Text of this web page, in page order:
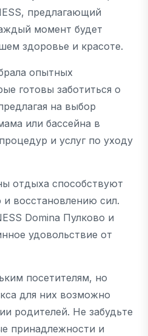
предлагающий
момент будет
здоровье и красоте.
опытных
готовы заботиться о
на выбор
или бассейна в
и услуг по уходу
отдыха способствуют
восстановлению сил.
Domina Пулково и
удовольствие от
посетителям, но
для них возможно
родителей. Не забудьте
принадлежности и